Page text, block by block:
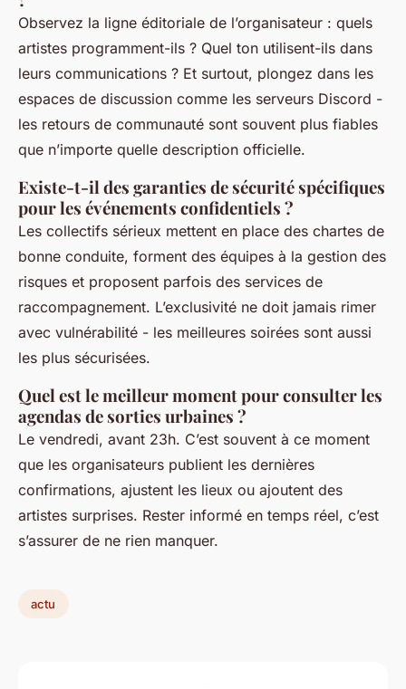
Observez la ligne éditoriale de l’organisateur : quels
artistes programment-ils ? Quel ton utilisent-ils dans
leurs communications ? Et surtout, plongez dans les
espaces de discussion comme les serveurs Discord -
les retours de communauté sont souvent plus fiables
que n’importe quelle description officielle.
Existe-t-il des garanties de sécurité spécifiques
pour les événements confidentiels ?
Les collectifs sérieux mettent en place des chartes de
bonne conduite, forment des équipes à la gestion des
risques et proposent parfois des services de
raccompagnement. L’exclusivité ne doit jamais rimer
avec vulnérabilité - les meilleures soirées sont aussi
les plus sécurisées.
Quel est le meilleur moment pour consulter les
agendas de sorties urbaines ?
Le vendredi, avant 23h. C’est souvent à ce moment
que les organisateurs publient les dernières
confirmations, ajustent les lieux ou ajoutent des
artistes surprises. Rester informé en temps réel, c’est
s’assurer de ne rien manquer.
actu